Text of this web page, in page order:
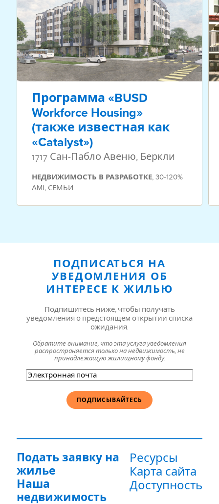
Программа «BUSD
Workforce Housing»
(также известная как
«Catalyst»)
1717 Сан-Пабло Авеню, Беркли
НЕДВИЖИМОСТЬ В РАЗРАБОТКЕ,30-120%
AMI, СЕМЬИ
ПОДПИСАТЬСЯ НА
УВЕДОМЛЕНИЯ ОБ
ИНТЕРЕСЕ К ЖИЛЬЮ
Подпишитесь ниже, чтобы получать
уведомления о предстоящем открытии списка
ожидания.
Обратите внимание, что эта услуга уведомления
распространяется только на недвижимость, не
принадлежащую жилищному фонду.
Электронная
почта(Обязательно)
Подать заявку на
жилье
Наша
недвижимость
Ресурсы
Карта сайта
Доступность